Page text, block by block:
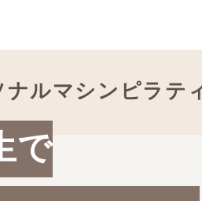
ナルマシンピラテ
で